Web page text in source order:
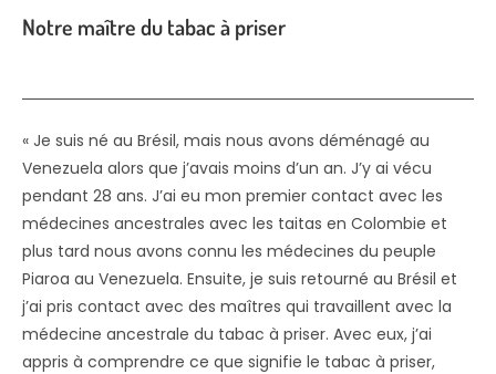
Notre maître du tabac à priser
« Je suis né au Brésil, mais nous avons déménagé au
Venezuela alors que j’avais moins d’un an. J’y ai vécu
pendant 28 ans. J’ai eu mon premier contact avec les
médecines ancestrales avec les taitas en Colombie et
plus tard nous avons connu les médecines du peuple
Piaroa au Venezuela. Ensuite, je suis retourné au Brésil et
j’ai pris contact avec des maîtres qui travaillent avec la
médecine ancestrale du tabac à priser. Avec eux, j’ai
appris à comprendre ce que signifie le tabac à priser,